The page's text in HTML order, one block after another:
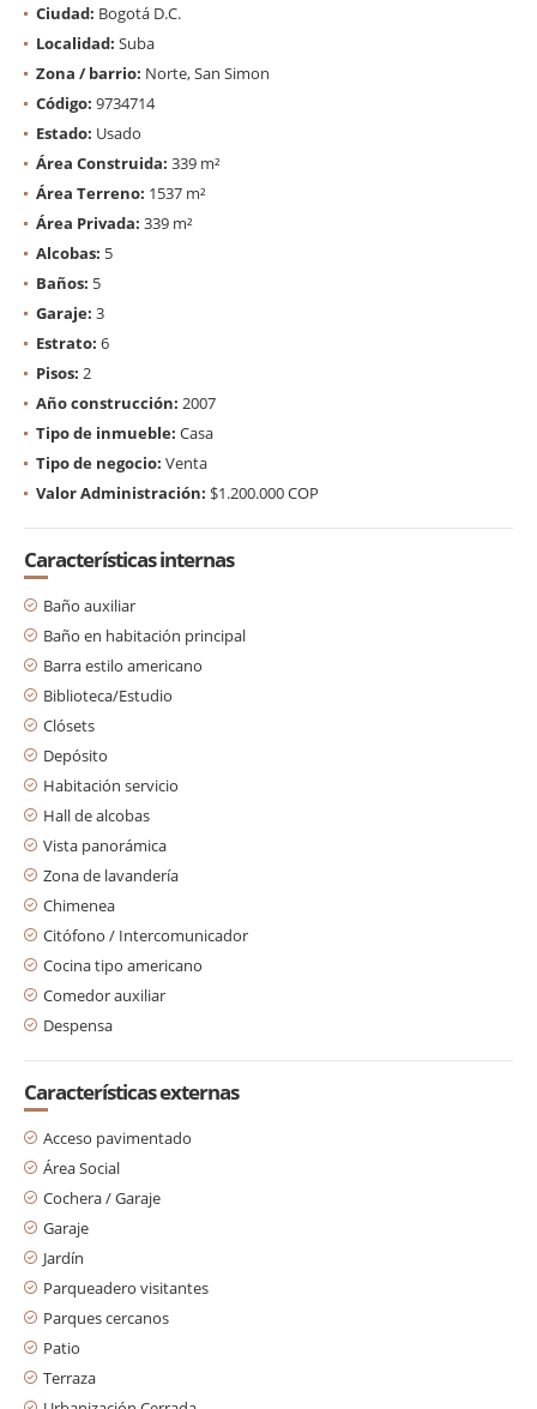
Ciudad: Bogotá D.C.
Localidad: Suba
Zona / barrio: Norte, San Simon
Código: 9734714
Estado: Usado
Área Construida: 339 m²
Área Terreno: 1537 m²
Área Privada: 339 m²
Alcobas: 5
Baños: 5
Garaje: 3
Estrato: 6
Pisos: 2
Año construcción: 2007
Tipo de inmueble: Casa
Tipo de negocio: Venta
Valor Administración: $1.200.000 COP
Características internas
Baño auxiliar
Baño en habitación principal
Barra estilo americano
Biblioteca/Estudio
Clósets
Depósito
Habitación servicio
Hall de alcobas
Vista panorámica
Zona de lavandería
Chimenea
Citófono / Intercomunicador
Cocina tipo americano
Comedor auxiliar
Despensa
Características externas
Acceso pavimentado
Área Social
Cochera / Garaje
Garaje
Jardín
Parqueadero visitantes
Parques cercanos
Patio
Terraza